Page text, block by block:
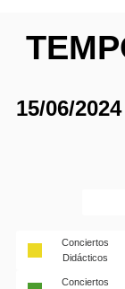
15/06/2024
Conciertos
Didácticos
Conciertos